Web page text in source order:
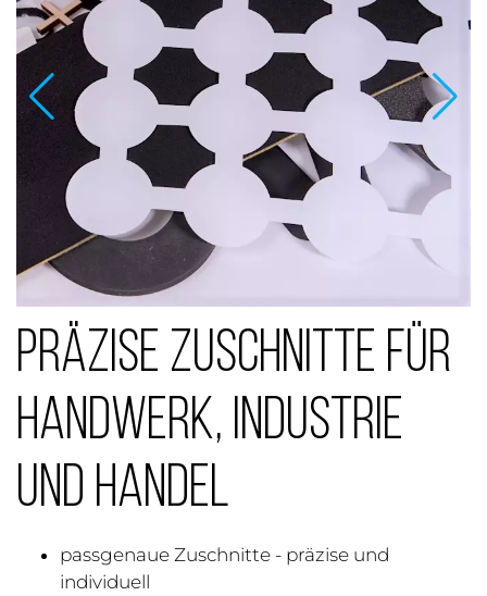
Präzise Zuschnitte für
Handwerk, Industrie
und Handel
passgenaue Zuschnitte - präzise und
individuell